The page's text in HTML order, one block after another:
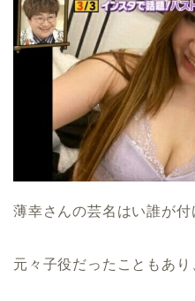
薄幸さんの芸名はい誰が
元々子役だったこともあり